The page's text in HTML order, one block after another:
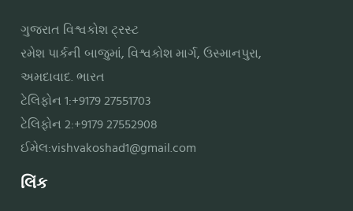
ગુજરાત વિશ્વકોશ ટ્રસ્ટ
રમેશ પાર્કની બાજુમાં, વિશ્વકોશ માર્ગ, ઉસ્માનપુરા,
અમદાવાદ. ભારત
ટેલિફોન 1:+9179 27551703
ટેલિફોન 2:+9179 27552908
ઈમેલ:vishvakoshad1@gmail.com
લિંક